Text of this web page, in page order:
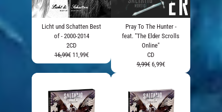
Licht und Schatten Best
of - 2000-2014
2CD
16,99€ 11,99€
Pray To The Hunter -
feat. "The Elder Scrolls
Online"
CD
9,99€ 6,99€